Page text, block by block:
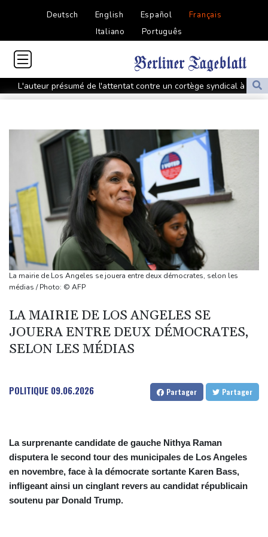
Deutsch English Español
Français
Italiano
Português
L'auteur présumé de l'attentat contre un cortège syndical à
Munich face à son verdict
une réunion de crise au Maroc
Colombie: un bébé hippopotame descendant de la colonie
d'Escobar meurt malgré les soins
Colombie: le gouvernement met en garde contre de possibles
"actes terroristes" lors de l'investiture du président
L'étage supérieur d'une fusée SpaceX s'est écrasé sur la Lune
Séisme au Venezuela: la douloureuse valse des nombres de
disparus
Les Bourses mondiales touchent des records, sans s'emballer
pour autant
victime du redécoupage électoral
Drone explosif à Leipzig: l'Allemagne alerte sur une "nouvelle
dimension de menace"
Washington et Téhéran
La mairie de Los Angeles se jouera entre deux démocrates, selon les
médias / Photo: © AFP
LA MAIRIE DE LOS ANGELES SE
JOUERA ENTRE DEUX DÉMOCRATES,
SELON LES MÉDIAS
POLITIQUE 09.06.2026 Partager Partager
La surprenante candidate de gauche Nithya Raman
disputera le second tour des municipales de Los Angeles
en novembre, face à la démocrate sortante Karen Bass,
infligeant ainsi un cinglant revers au candidat républicain
soutenu par Donald Trump.